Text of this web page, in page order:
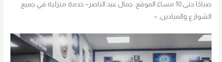
صباحًا حتى 10 مساءً الموقع: جمال عبد الناصر– خدمة منزلية في جميع
الشوارع والميادين. –